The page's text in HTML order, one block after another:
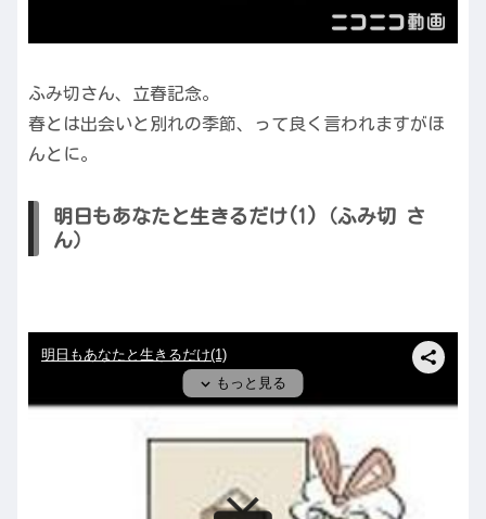
ふみ切さん、立春記念。
春とは出会いと別れの季節、って良く言われますがほ
んとに。
明日もあなたと生きるだけ(1)（ふみ切 さ
ん）